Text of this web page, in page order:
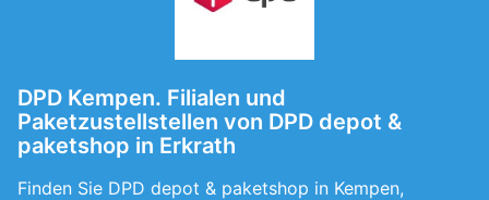
DPD Kempen. Filialen und
Paketzustellstellen von DPD depot &
paketshop in Erkrath
Finden Sie DPD depot & paketshop in Kempen,